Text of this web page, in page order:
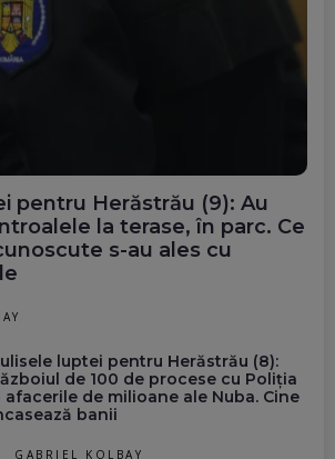
pentru Herăstrău (9): Au
la terase, în parc. Ce
s-au ales cu
luptei pentru Herăstrău (8):
de 100 de procese cu Poliția
afacerile de milioane ale Nuba. Cine
banii
GABRIEL KOLBAY